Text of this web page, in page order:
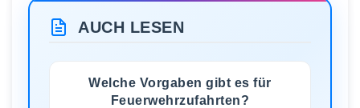
AUCH LESEN
Welche Vorgaben gibt es für
Feuerwehrzufahrten?